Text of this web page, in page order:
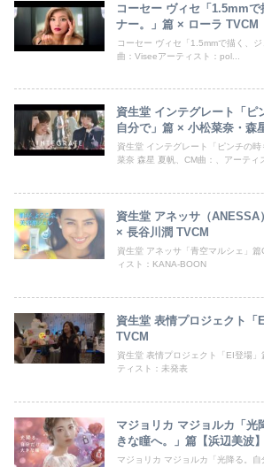
コーセー ヴィセ「1.5mmで
ナー。」篇 × ローラ TVCM
コーセー ヴィセ「1.5mmで描く、
曲：Viseeアーティスト：pol...
資生堂 インテグレート「ピ
自分で」篇 × 小松菜奈・森
資生堂 インテグレート「ピンチの
菜奈 森星 夏帆、CM曲：、アーティ
資生堂 アネッサ（ANESSA
× 長谷川潤 TVCM
資生堂 アネッサ「青空マルシェ」
ィスト：KANA-BOON
資生堂 表情プロジェクト「
TVCM
資生堂 表情プロジェクト「EI登場
ティスト：未発表
マジョリカ マジョルカ「光
きな瞳へ。」篇【浜辺美波】
マジョリカ マジョルカ「光降る。